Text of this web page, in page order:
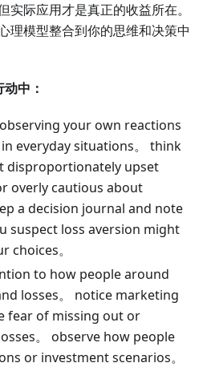
际应用才是真正的收益所在。
理模型整合到你的思维和决策中
中：
observing your own reactions
everyday situations。 think
disproportionately upset
overly cautious about
a decision journal and note
suspect loss aversion might
choices。
to how people around
losses。 notice marketing
fear of missing out or
。 observe how people
or investment scenarios。